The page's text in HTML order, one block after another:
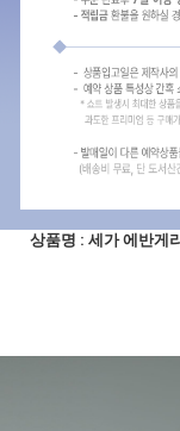
상품명 : 세가 에반게